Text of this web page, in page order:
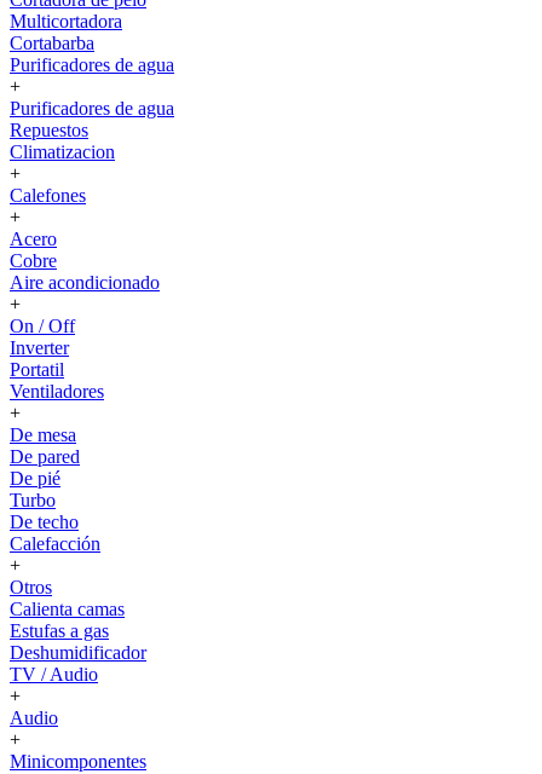
Multicortadora
Cortabarba
Purificadores de agua
+
Purificadores de agua
Repuestos
Climatizacion
+
Calefones
+
Acero
Cobre
Aire acondicionado
+
On / Off
Inverter
Portatil
Ventiladores
+
De mesa
De pared
De pié
Turbo
De techo
Calefacción
+
Otros
Calienta camas
Estufas a gas
Deshumidificador
TV / Audio
+
Audio
+
Minicomponentes